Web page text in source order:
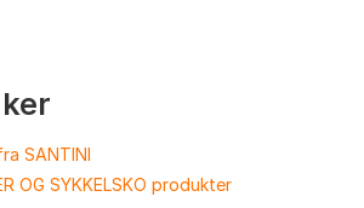
SANTINI
OG SYKKELSKO produkter